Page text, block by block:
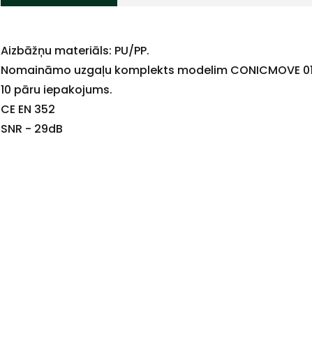
Aizbāžņu materiāls: PU/PP.
Nomaināmo uzgaļu komplekts modelim CONICMOVE
10 pāru iepakojums.
CE EN 352
SNR - 29dB
+